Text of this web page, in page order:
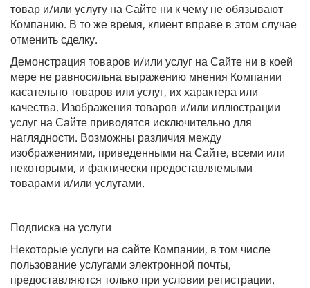
товар и/или услугу на Сайте ни к чему не обязывают
Компанию. В то же время, клиент вправе в этом случае
отменить сделку.
Демонстрация товаров и/или услуг на Сайте ни в коей
мере не равносильна выражению мнения Компании
касательно товаров или услуг, их характера или
качества. Изображения товаров и/или иллюстрации
услуг на Сайте приводятся исключительно для
наглядности. Возможны различия между
изображениями, приведенными на Сайте, всеми или
некоторыми, и фактически предоставляемыми
товарами и/или услугами.
Подписка на услуги
Некоторые услуги на сайте Компании, в том числе
пользование услугами электронной почты,
предоставляются только при условии регистрации.